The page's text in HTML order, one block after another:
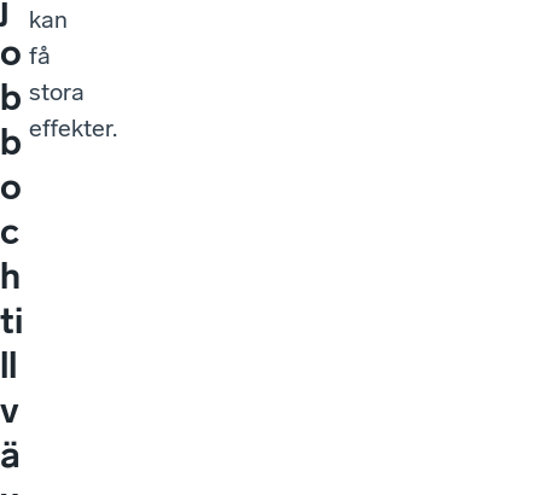
o
b
b
o
c
h
ti
ll
v
ä
kan
få
stora
effekter.